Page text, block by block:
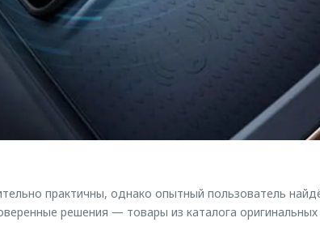
практичны, однако опытный пользователь
решения — товары из каталога оригинальных